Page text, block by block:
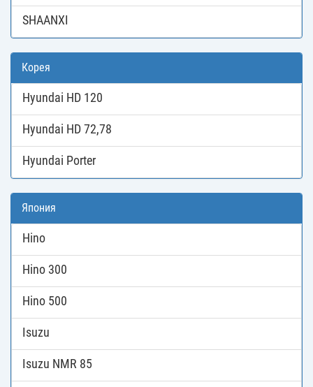
SHAANXI
Корея
Hyundai HD 120
Hyundai HD 72,78
Hyundai Porter
Япония
Hino
Hino 300
Hino 500
Isuzu
Isuzu NMR 85